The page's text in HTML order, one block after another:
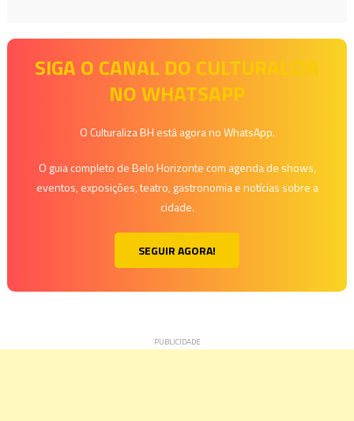
SIGA O CANAL DO CULTURALIZA
NO WHATSAPP
O Culturaliza BH está agora no WhatsApp.
O guia completo de Belo Horizonte com agenda de shows,
eventos, exposições, teatro, gastronomia e notícias sobre a
cidade.
SEGUIR AGORA!